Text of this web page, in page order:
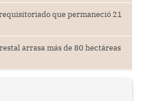
que permaneció 21
arrasa más de 80 hectáreas